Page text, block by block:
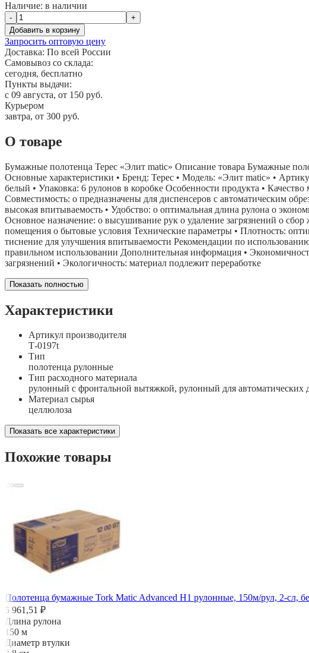
Наличие: в наличии
-
+
Добавить в корзину
Запросить оптовую цену
Доставка: По всей России
Самовывоз со склада:
сегодня, бесплатно
Пункты выдачи:
c 09 августа, от 150 руб.
Курьером
завтра, от 300 руб.
О товаре
Бумажные полотенца Терес «Элит matic» Описание товара Бумажные
Основные характеристики • Бренд: Терес • Модель: «Элит matic» •
белый • Упаковка: 6 рулонов в коробке Особенности продукта •
Совместимость: o предназначены для диспенсеров с автоматическим
высокая впитываемость • Удобство: o оптимальная длина рулона o
Основное назначение: o высушивание рук o удаление загрязнений o
помещения o бытовые условия Технические параметры • Плотность:
тиснение для улучшения впитываемости Рекомендации по
правильном использовании Дополнительная информация •
загрязнений • Экологичность: материал подлежит переработке
Показать полностью
Характеристики
Артикул производителя
Т-0197t
Тип
полотенца рулонные
Тип расходного материала
рулонный с фронтальной вытяжкой, рулонный для автоматических
Материал сырья
целлюлоза
Показать все характеристики
Похожие товары
Полотенца бумажные Tork Matic Advanced H1 рулонные, 150м/рул, 2-сл,
5 961,51 ₽
Длина рулона
150 м
Диаметр втулки